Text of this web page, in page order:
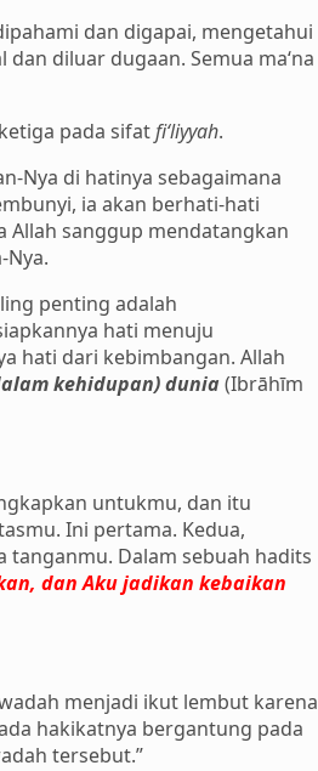
dan digapai, mengetahui
diluar dugaan. Semua ma‘na
pada sifatfi‘liyyah.
Nya di hatinya sebagaimana
ia akan berhati-hati
Allah sanggup mendatangkan
penting adalah
hati menuju
hati dari kebimbangan. Allah
kehidupan) dunia (Ibrāhīm
untukmu, dan itu
Ini pertama. Kedua,
tanganmu. Dalam sebuah hadits
dan Aku jadikan kebaikan
menjadi ikut lembut karena
hakikatnya bergantung pada
tersebut.”